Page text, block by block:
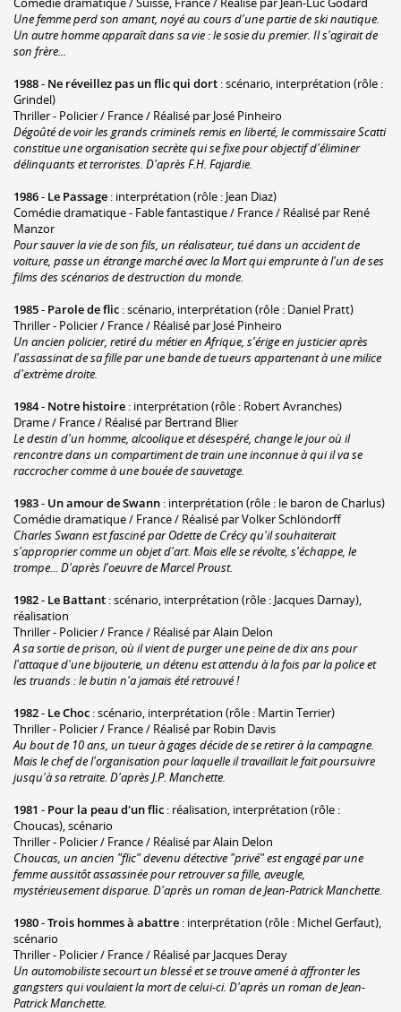
Une femme perd son amant, noyé au cours d'une partie de ski nautique.
Un autre homme apparaît dans sa vie : le sosie du premier. Il s'agirait de
son frère...
1988- Ne réveillez pas un flic qui dort : scénario, interprétation (rôle :
Grindel)
Thriller - Policier / France / Réalisé par José Pinheiro
Dégoûté de voir les grands criminels remis en liberté, le commissaire Scatti
constitue une organisation secrète qui se fixe pour objectif d'éliminer
délinquants et terroristes. D'après F.H. Fajardie.
1986- Le Passage : interprétation (rôle : Jean Diaz)
Comédie dramatique - Fable fantastique / France / Réalisé par René
Manzor
Pour sauver la vie de son fils, un réalisateur, tué dans un accident de
voiture, passe un étrange marché avec la Mort qui emprunte à l'un de ses
films des scénarios de destruction du monde.
1985- Parole de flic : scénario, interprétation (rôle : Daniel Pratt)
Thriller - Policier / France / Réalisé par José Pinheiro
Un ancien policier, retiré du métier en Afrique, s'érige en justicier après
l'assassinat de sa fille par une bande de tueurs appartenant à une milice
d'extrème droite.
1984- Notre histoire : interprétation (rôle : Robert Avranches)
Drame / France / Réalisé par Bertrand Blier
Le destin d'un homme, alcoolique et désespéré, change le jour où il
rencontre dans un compartiment de train une inconnue à qui il va se
raccrocher comme à une bouée de sauvetage.
1983- Un amour de Swann : interprétation (rôle : le baron de Charlus)
Comédie dramatique / France / Réalisé par Volker Schlöndorff
Charles Swann est fasciné par Odette de Crécy qu'il souhaiterait
s'approprier comme un objet d'art. Mais elle se révolte, s'échappe, le
trompe... D'après l'oeuvre de Marcel Proust.
1982- Le Battant : scénario, interprétation (rôle : Jacques Darnay),
réalisation
Thriller - Policier / France / Réalisé par Alain Delon
A sa sortie de prison, où il vient de purger une peine de dix ans pour
l'attaque d'une bijouterie, un détenu est attendu à la fois par la police et
les truands : le butin n'a jamais été retrouvé !
1982- Le Choc : scénario, interprétation (rôle : Martin Terrier)
Thriller - Policier / France / Réalisé par Robin Davis
Au bout de 10 ans, un tueur à gages décide de se retirer à la campagne.
Mais le chef de l'organisation pour laquelle il travaillait le fait poursuivre
jusqu'à sa retraite. D'après J.P. Manchette.
1981 - Pour la peau d'un flic : réalisation, interprétation (rôle :
Choucas), scénario
Thriller - Policier / France / Réalisé par Alain Delon
Choucas, un ancien "flic" devenu détective "privé" est engagé par une
femme aussitôt assassinée pour retrouver sa fille, aveugle,
mystérieusement disparue. D'après un roman de Jean-Patrick Manchette.
1980-Trois hommes à abattre : interprétation (rôle : Michel Gerfaut),
scénario
Thriller - Policier / France / Réalisé par Jacques Deray
Un automobiliste secourt un blessé et se trouve amené à affronter les
gangsters qui voulaient la mort de celui-ci. D'après un roman de Jean-
Patrick Manchette.